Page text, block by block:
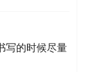
资格考试
写的时候尽量